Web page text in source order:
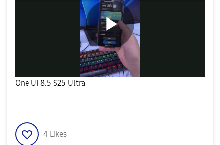
P
One UI 8.5 S25 Ultra
4 Likes